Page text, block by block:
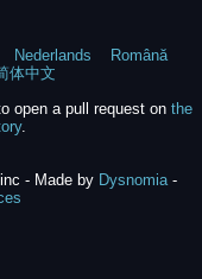
Nederlands
Română
体中文
open a pull request on the
.
- Made by Dysnomia-